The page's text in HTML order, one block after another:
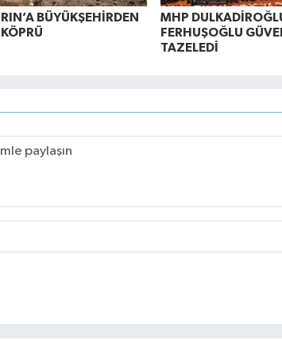
BÜYÜKŞEHİRDEN
MHP
FERHUŞOĞLU
TAZELEDİ